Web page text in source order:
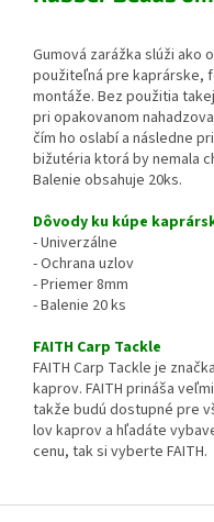
Gumová zarážka slúži ako
použiteľná pre kaprárske,
montáže. Bez použitia
pri opakovanom
čím ho oslabí a následne
bižutéria ktorá by nemala
Balenie obsahuje 20ks.
Dôvody ku kúpe
- Univerzálne
- Ochrana uzlov
- Priemer 8mm
- Balenie 20 ks
FAITH Carp Tackle
FAITH Carp Tackle je
kaprov. FAITH prináša
takže budú dostupné pre
lov kaprov a hľadáte
cenu, tak si vyberte FAITH.